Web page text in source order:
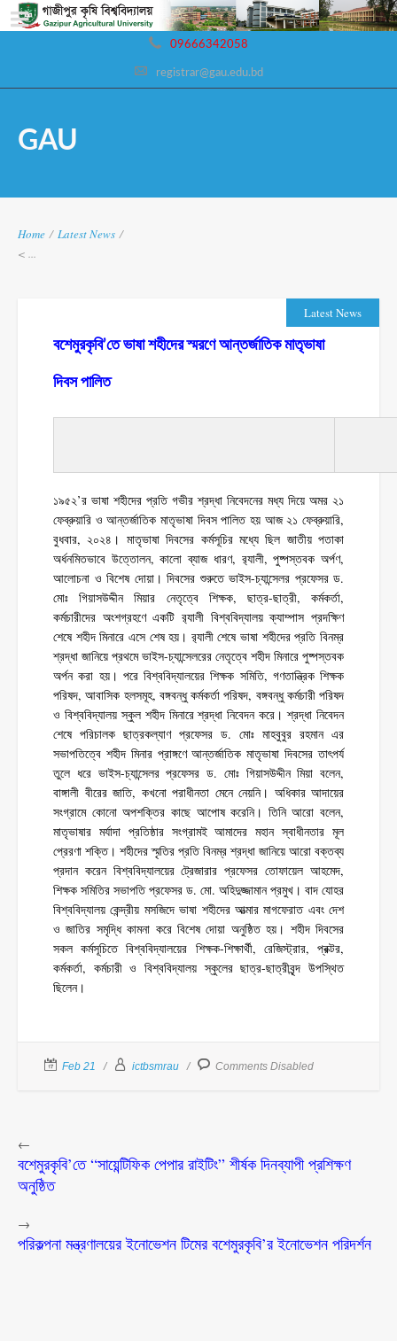
09666342058
registrar@gau.edu.bd
GAU
Home / Latest News /
< ...
Latest News
বশেমুরকৃবি’তে ভাষা শহীদের স্মরণে আন্তর্জাতিক মাতৃভাষা
দিবস পালিত
১৯৫২’র ভাষা শহীদের প্রতি গভীর শ্রদ্ধা নিবেদনের মধ্য দিয়ে অমর ২১
ফেব্রুয়ারি ও আন্তর্জাতিক মাতৃভাষা দিবস পালিত হয় আজ ২১ ফেব্রুয়ারি,
বুধবার, ২০২৪। মাতৃভাষা দিবসের কর্মসূচির মধ্যে ছিল জাতীয় পতাকা
অর্ধনমিতভাবে উত্তোলন, কালো ব্যাজ ধারণ, র‌্যালী, পুষ্পস্তবক অর্পণ,
আলোচনা ও বিশেষ দোয়া। দিবসের শুরুতে ভাইস-চ্যান্সেলর প্রফেসর ড.
মোঃ গিয়াসউদ্দীন মিয়ার নেতৃত্বে শিক্ষক, ছাত্র-ছাত্রী, কর্মকর্তা,
কর্মচারীদের অংশগ্রহণে একটি র‌্যালী বিশ্ববিদ্যালয় ক্যাম্পাস প্রদক্ষিণ
শেষে শহীদ মিনারে এসে শেষ হয়। র‌্যালী শেষে ভাষা শহীদের প্রতি বিনম্র
শ্রদ্ধা জানিয়ে প্রথমে ভাইস-চ্যান্সেলরের নেতৃত্বে শহীদ মিনারে পুষ্পস্তবক
অর্পন করা হয়। পরে বিশ্ববিদ্যালয়ের শিক্ষক সমিতি, গণতান্ত্রিক শিক্ষক
পরিষদ, আবাসিক হলসমূহ, বঙ্গবন্ধু কর্মকর্তা পরিষদ, বঙ্গবন্ধু কর্মচারী পরিষদ
ও বিশ্ববিদ্যালয় স্কুল শহীদ মিনারে শ্রদ্ধা নিবেদন করে। শ্রদ্ধা নিবেদন
শেষে পরিচালক ছাত্রকল্যাণ প্রফেসর ড. মোঃ মাহবুবুর রহমান এর
সভাপতিত্বে শহীদ মিনার প্রাঙ্গণে আন্তর্জাতিক মাতৃভাষা দিবসের তাৎপর্য
তুলে ধরে ভাইস-চ্যান্সেলর প্রফেসর ড. মোঃ গিয়াসউদ্দীন মিয়া বলেন,
বাঙ্গালী বীরের জাতি, কখনো পরাধীনতা মেনে নেয়নি। অধিকার আদায়ের
সংগ্রামে কোনো অপশক্তির কাছে আপোষ করেনি। তিনি আরো বলেন,
মাতৃভাষার মর্যাদা প্রতিষ্ঠার সংগ্রামই আমাদের মহান স্বাধীনতার মূল
প্রেরণা শক্তি। শহীদের স্মৃতির প্রতি বিনম্র শ্রদ্ধা জানিয়ে আরো বক্তব্য
প্রদান করেন বিশ্ববিদ্যালয়ের ট্রেজারার প্রফেসর তোফায়েল আহমেদ,
শিক্ষক সমিতির সভাপতি প্রফেসর ড. মো. অহিদুজ্জামান প্রমুখ। বাদ যোহর
বিশ্ববিদ্যালয় কেন্দ্রীয় মসজিদে ভাষা শহীদের আত্মার মাগফেরাত এবং দেশ
ও জাতির সমৃদ্ধি কামনা করে বিশেষ দোয়া অনুষ্ঠিত হয়। শহীদ দিবসের
সকল কর্মসূচিতে বিশ্ববিদ্যালয়ের শিক্ষক-শিক্ষার্থী, রেজিস্ট্রার, প্রক্টর,
কর্মকর্তা, কর্মচারী ও বিশ্ববিদ্যালয় স্কুলের ছাত্র-ছাত্রীবৃন্দ উপস্থিত
ছিলেন।
Feb 21 ictbsmrau Comments Disabled
←
বশেমুরকৃবি’তে “সায়েন্টিফিক পেপার রাইটিং” শীর্ষক দিনব্যাপী প্রশিক্ষণ
অনুষ্ঠিত
→
পরিকল্পনা মন্ত্রণালয়ের ইনোভেশন টিমের বশেমুরকৃবি’র ইনোভেশন পরিদর্শন